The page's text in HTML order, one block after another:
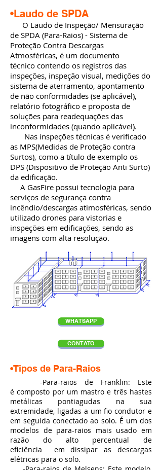
•Laudo de SPDA
O Laudo de Inspeção/ Mensuração
de SPDA (Para-Raios) - Sistema de
Proteção Contra Descargas
Atmosféricas, é um documento
técnico contendo os registros das
inspeções, inspeção visual, medições do
sistema de aterramento, apontamento
de não conformidades (se aplicável),
relatório fotográfico e proposta de
soluções para readequações das
inconformidades (quando aplicável).
Nas inspeções técnicas é verificado
as MPS(Medidas de Proteção contra
Surtos), como a título de exemplo os
DPS (Dispositivo de Proteção Anti Surto)
da edificação.
A GasFire possui tecnologia para
serviços de segurança contra
incêndio/descargas atimosféricas, sendo
utilizado drones para vistorias e
inspeções em edificações, sendo as
imagens com alta resolução.
WHATSAPP
CONTATO
•Tipos de Para-Raios
-Para-raios de Franklin: Este
é composto por um mastro e três hastes
metálicas pontiagudas na sua
extremidade, ligadas a um fio condutor e
em seguida conectado ao solo. É um dos
modelos de para-raios mais usado em
razão do alto percentual de
eficiência em dissipar as descargas
elétricas para o solo.